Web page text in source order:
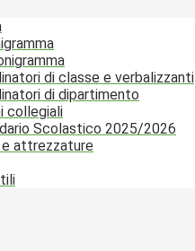
di classe e verbalizzanti
di dipartimento
collegiali
Scolastico 2025/2026
e attrezzature